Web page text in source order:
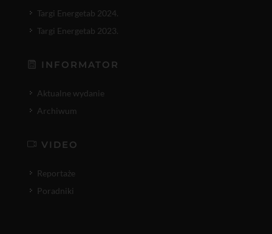
Targi Energetab 2024.
Targi Energetab 2023.
INFORMATOR
Aktualne wydanie
Archiwum
VIDEO
Reportaże
Poradniki